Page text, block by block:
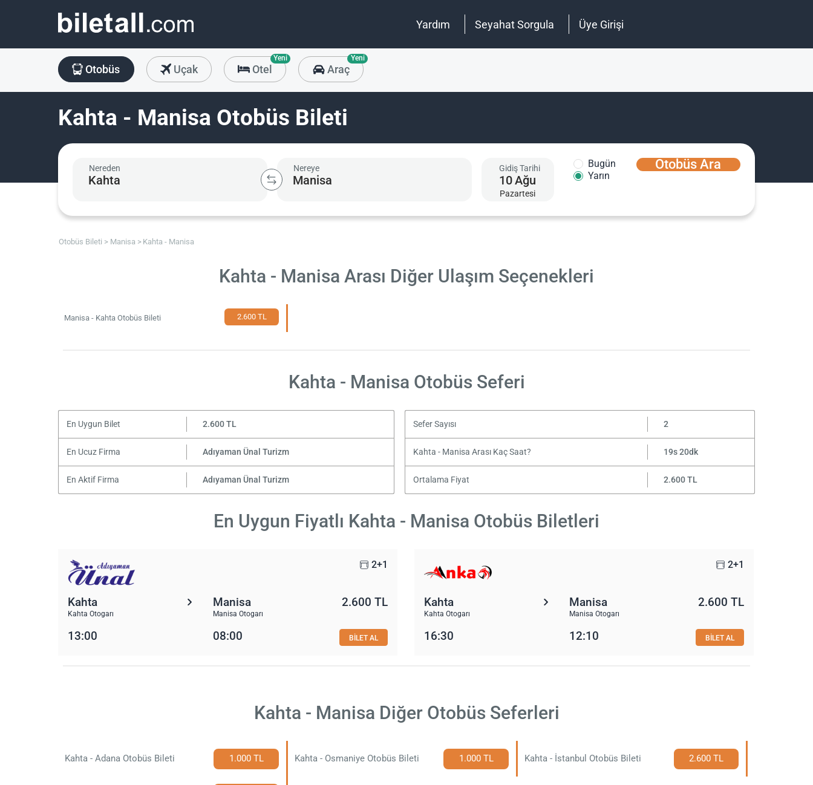
Yardım Seyahat Sorgula Üye Girişi
Otobüs Uçak Otel
Yeni
Araç
Yeni
Kahta - Manisa Otobüs Bileti
Nereden Nereye Gidiş Tarihi
10Ağu
Pazartesi
Bugün
Yarın
Otobüs Ara
Otobüs Bileti Manisa Kahta - Manisa
Kahta - Manisa Arası Diğer Ulaşım Seçenekleri
Manisa - Kahta Otobüs Bileti 2.600 TL
Kahta - Manisa Otobüs Seferi
En Uygun Bilet 2.600 TL Sefer Sayısı 2
En Ucuz Firma Adıyaman Ünal Turizm Kahta - Manisa Arası Kaç Saat? 19s 20dk
En Aktif Firma Adıyaman Ünal Turizm Ortalama Fiyat 2.600 TL
En Uygun Fiyatlı Kahta - Manisa Otobüs Biletleri
2+1
Kahta
Kahta Otogarı
Manisa
Manisa Otogarı
2.600 TL
13:00 08:00 BİLET AL
2+1
Kahta
Kahta Otogarı
Manisa
Manisa Otogarı
2.600 TL
16:30 12:10 BİLET AL
Kahta - Manisa Diğer Otobüs Seferleri
Kahta - Adana Otobüs Bileti 1.000 TL Kahta - Osmaniye Otobüs Bileti 1.000 TL Kahta - İstanbul Otobüs Bileti 2.600 TL